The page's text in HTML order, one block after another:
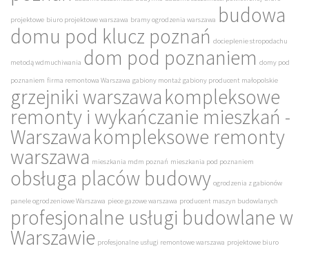
projektowe biuro projektowe warszawa bramy ogrodzenia warszawa budowa
domu pod klucz poznań docieplenie stropodachu
metodą wdmuchiwania dom pod poznaniem domy pod
poznaniem firma remontowa Warszawa gabiony montaż gabiony producent małopolskie
grzejniki warszawakompleksowe
remonty i wykańczanie mieszkań -
Warszawakompleksowe remonty
warszawa mieszkania mdm poznań mieszkania pod poznaniem
obsługa placów budowy ogrodzenia z gabionów
panele ogrodzeniowe Warszawa piece gazowe warszawa producent maszyn budowlanych
profesjonalne usługi budowlane w
Warszawie profesjonalne usługi remontowe warszawa projektowe biuro